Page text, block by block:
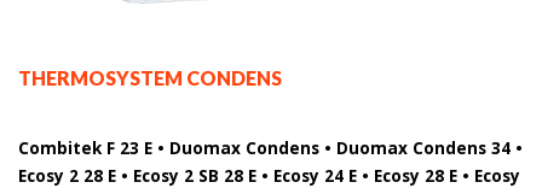
THERMOSYSTEM CONDENS
Combitek F 23 E • Duomax Condens • Duomax Condens 34 •
Ecosy 2 28 E • Ecosy 2 SB 28 E • Ecosy 24 E • Ecosy 28 E • Ecosy